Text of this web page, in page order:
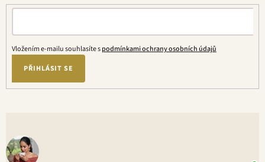
k
v
ý
s
Vložením e-mailu souhlasíte spodmínkami ochrany osobních údajů
PŘIHLÁSIT SE